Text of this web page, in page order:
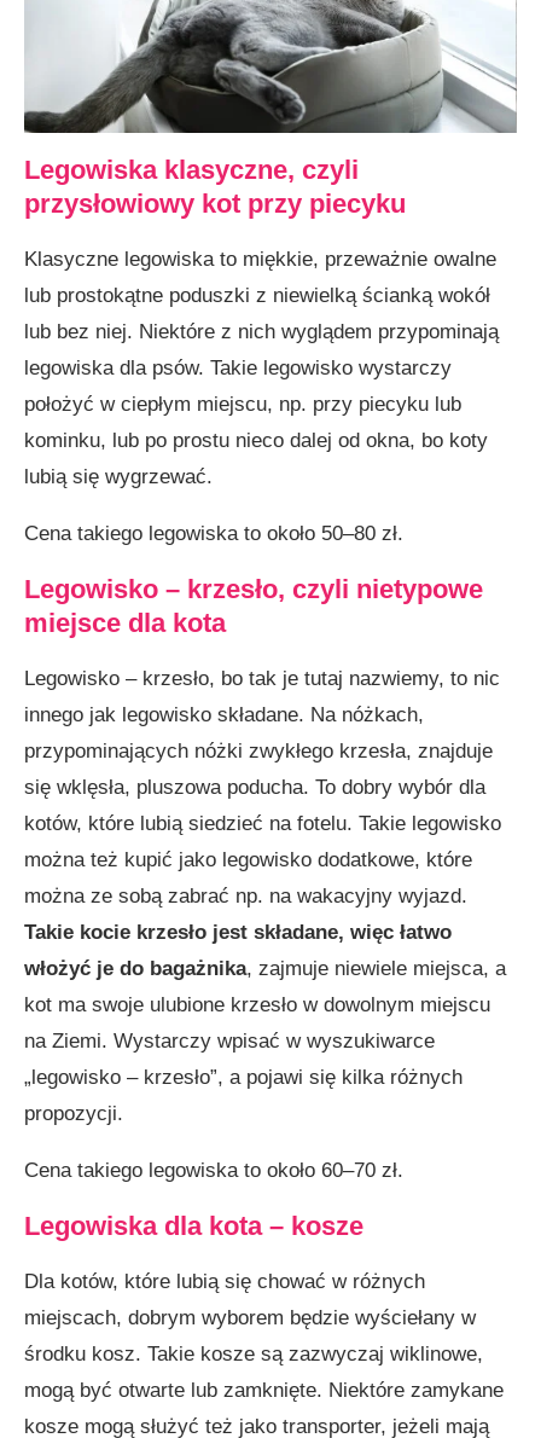
Legowiska klasyczne, czyli
przysłowiowy kot przy piecyku
Klasyczne legowiska to miękkie, przeważnie owalne
lub prostokątne poduszki z niewielką ścianką wokół
lub bez niej. Niektóre z nich wyglądem przypominają
legowiska dla psów. Takie legowisko wystarczy
położyć w ciepłym miejscu, np. przy piecyku lub
kominku, lub po prostu nieco dalej od okna, bo koty
lubią się wygrzewać.
Cena takiego legowiska to około 50–80 zł.
Legowisko – krzesło, czyli nietypowe
miejsce dla kota
Legowisko – krzesło, bo tak je tutaj nazwiemy, to nic
innego jak legowisko składane. Na nóżkach,
przypominających nóżki zwykłego krzesła, znajduje
się wklęsła, pluszowa poducha. To dobry wybór dla
kotów, które lubią siedzieć na fotelu. Takie legowisko
można też kupić jako legowisko dodatkowe, które
można ze sobą zabrać np. na wakacyjny wyjazd.
Takie kocie krzesło jest składane, więc łatwo
włożyć je do bagażnika, zajmuje niewiele miejsca, a
kot ma swoje ulubione krzesło w dowolnym miejscu
na Ziemi. Wystarczy wpisać w wyszukiwarce
„legowisko – krzesło”, a pojawi się kilka różnych
propozycji.
Cena takiego legowiska to około 60–70 zł.
Legowiska dla kota – kosze
Dla kotów, które lubią się chować w różnych
miejscach, dobrym wyborem będzie wyściełany w
środku kosz. Takie kosze są zazwyczaj wiklinowe,
mogą być otwarte lub zamknięte. Niektóre zamykane
kosze mogą służyć też jako transporter, jeżeli mają